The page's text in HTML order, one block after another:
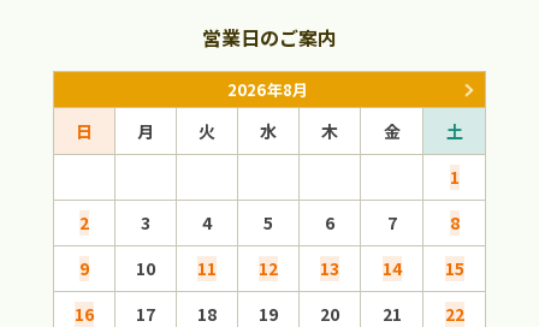
営業日のご案内
2026年8月
日 月 火 水 木 金
土
1
2
3 4 5 6 7
8
9
10 11 12 13 14
15
16
17 18 19 20 21
22